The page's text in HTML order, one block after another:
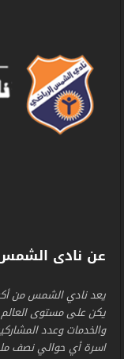
عن نادى
يعد نادي الشمس من
يكن على مستوى
اسرة أي حوالي نصف